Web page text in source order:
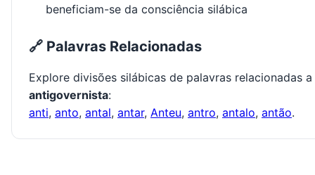
beneficiam-se da consciência silábica
🔗 Palavras Relacionadas
Explore divisões silábicas de palavras relacionadas a
antigovernista:
anti, anto, antal, antar, Anteu, antro, antalo, antão.